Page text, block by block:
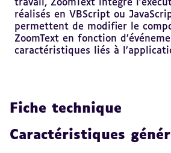
travail, ZoomText intègre
réalisés en VBScript ou
permettent de modifier le
ZoomText en fonction
caractéristiques liés à
Fiche technique
Caractéristiques